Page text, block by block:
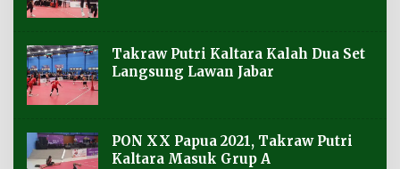
Takraw Putri Kaltara Kalah Dua Set
Langsung Lawan Jabar
PON XX Papua 2021, Takraw Putri
Kaltara Masuk Grup A